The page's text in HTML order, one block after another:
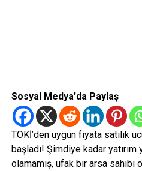
Sosyal Medya'da Paylaş
TOKİ’den uygun fiyata satılık
başladı! Şimdiye kadar
olamamış, ufak bir arsa sahibi